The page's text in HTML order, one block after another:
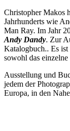
Christopher Makos
Jahrhunderts wie
Man Ray. Im Jahr
Andy Dandy. Zur
Katalogbuch.. Es
sowohl das
Ausstellung und
jedem der
Europa, in den